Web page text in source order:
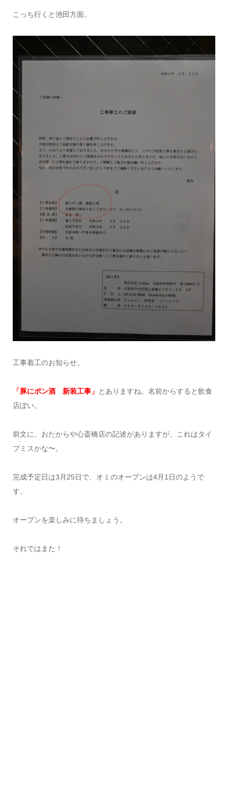
こっち行くと池田方面。
工事着工のお知らせ。
「豚にポン酒 新装工事」 とありますね。名前からすると飲食
店ぽい。
前文に、おたからや心斎橋店の記述がありますが、これはタイ
プミスかな〜。
完成予定日は3月25日で、オミのオープンは4月1日のようで
す。
オープンを楽しみに待ちましょう。
それではまた！